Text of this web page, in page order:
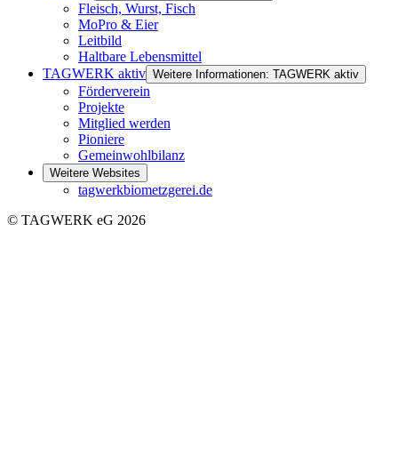
Fleisch, Wurst, Fisch
MoPro & Eier
Leitbild
Haltbare Lebensmittel
TAGWERK aktiv Weitere Informationen: TAGWERK aktiv
Förderverein
Projekte
Mitglied werden
Pioniere
Gemeinwohlbilanz
Weitere Websites
tagwerkbiometzgerei.de
© TAGWERK eG 2026